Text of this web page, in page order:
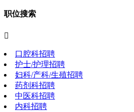
职位搜索

口腔科招聘
护士/护理招聘
妇科/产科/生殖招聘
药剂科招聘
中医科招聘
内科招聘